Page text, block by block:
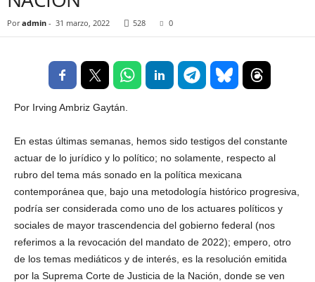
Por admin - 31 marzo, 2022 528 0
Por Irving Ambriz Gaytán.
En estas últimas semanas, hemos sido testigos del constante
actuar de lo jurídico y lo político; no solamente, respecto al
rubro del tema más sonado en la política mexicana
contemporánea que, bajo una metodología histórico progresiva,
podría ser considerada como uno de los actuares políticos y
sociales de mayor trascendencia del gobierno federal (nos
referimos a la revocación del mandato de 2022); empero, otro
de los temas mediáticos y de interés, es la resolución emitida
por la Suprema Corte de Justicia de la Nación, donde se ven